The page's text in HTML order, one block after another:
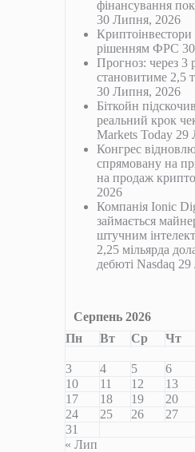
фінансування
30 Липня, 2026
Криптоінвестори
рішенням ФРС
Прогноз: через 3
становитиме 2,5
30 Липня, 2026
Біткойн
реальний крок
Markets Today 29
Конгрес
спрямовану на
на продаж
2026
Компанія Ionic
займається
штучним
2,25 мільярда
дебюті Nasdaq 29
Серпень 2026
Пн
Вт Ср Чт
3
4 5 6
10
11 12 13
17
18 19 20
24
25 26 27
31
« Лип